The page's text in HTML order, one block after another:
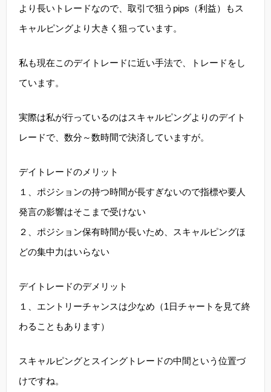
より長いトレードなので、取引で狙うpips（利益）もス
キャルピングより大きく狙っています。
私も現在このデイトレードに近い手法で、トレードをし
ています。
実際は私が行っているのはスキャルピングよりのデイト
レードで、数分～数時間で決済していますが。
デイトレードのメリット
１、ポジションの持つ時間が長すぎないので指標や要人
発言の影響はそこまで受けない
２、ポジション保有時間が長いため、スキャルピングほ
どの集中力はいらない
デイトレードのデメリット
１、エントリーチャンスは少なめ（1日チャートを見て終
わることもあります）
スキャルピングとスイングトレードの中間という位置づ
けですね。